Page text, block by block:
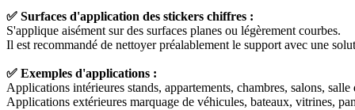
✅ Surfaces d'application des stickers chiffres :
S'applique aisément sur des surfaces planes ou légèrement courbes.
Il est recommandé de nettoyer préalablement le support avec une
✅ Exemples d'applications :
Applications intérieures stands, appartements, chambres, salons, salle
Applications extérieures marquage de véhicules, bateaux, vitrines,